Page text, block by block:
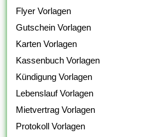
Flyer Vorlagen
Gutschein Vorlagen
Karten Vorlagen
Kassenbuch Vorlagen
Kündigung Vorlagen
Lebenslauf Vorlagen
Mietvertrag Vorlagen
Protokoll Vorlagen